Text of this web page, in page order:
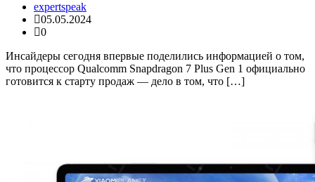
expertspeak
05.05.2024
0
Инсайдеры сегодня впервые поделились информацией о том,
что процессор Qualcomm Snapdragon 7 Plus Gen 1 официально
готовится к старту продаж — дело в том, что […]